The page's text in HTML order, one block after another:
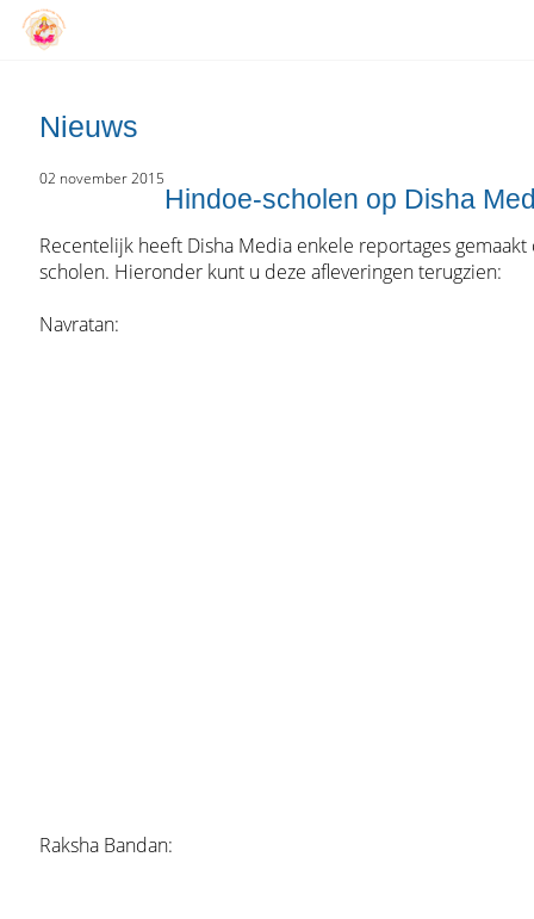
Nieuws
02 november 2015
Hindoe-scholen op Disha
Recentelijk heeft Disha Media enkele reportages gemaakt
scholen. Hieronder kunt u deze afleveringen terugzien:
Navratan:
Raksha Bandan: